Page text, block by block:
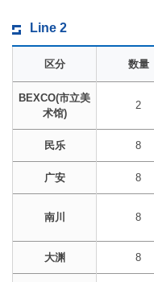
Line 2
区分 数量
BEXCO(市立美
术馆)
2
民乐 8
广安 8
南川 8
大渊 8